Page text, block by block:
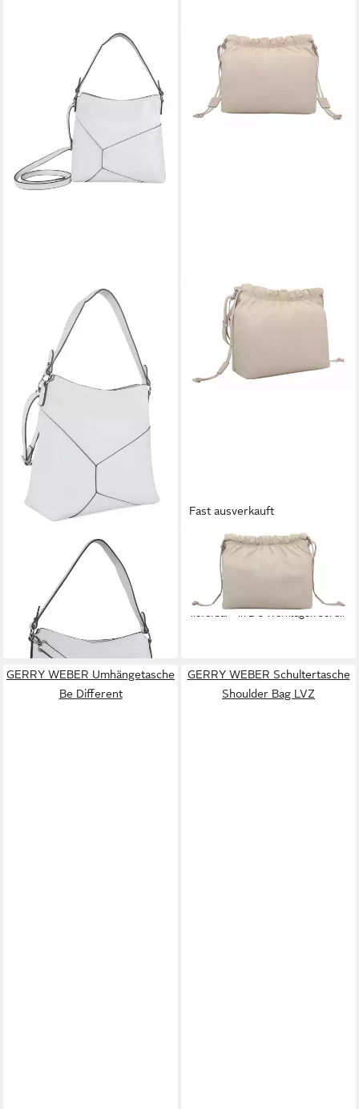
Schultertasche Hobo MVZ1
UVP
lieferbar - in 2-3 Werktagen bei dir
Fast ausverkauft
GERRY WEBER
Umhängetasche Sovana
52,00 €
-60%
lieferbar - in 2-3 Werktagen bei dir
GERRY WEBER Umhängetasche
Be Different
GERRY WEBER Schultertasche
Shoulder Bag LVZ